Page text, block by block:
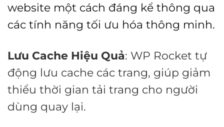
website một cách đáng kể thông qua
các tính năng tối ưu hóa thông minh.
Lưu Cache Hiệu Quả: WP Rocket tự
động lưu cache các trang, giúp giảm
thiểu thời gian tải trang cho người
dùng quay lại.